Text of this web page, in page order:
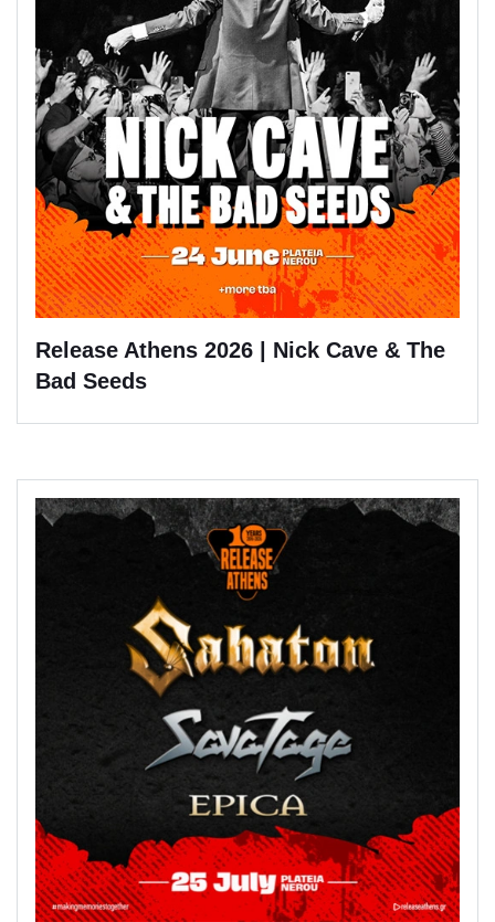
Release Athens 2026 | Nick Cave & The
Bad Seeds